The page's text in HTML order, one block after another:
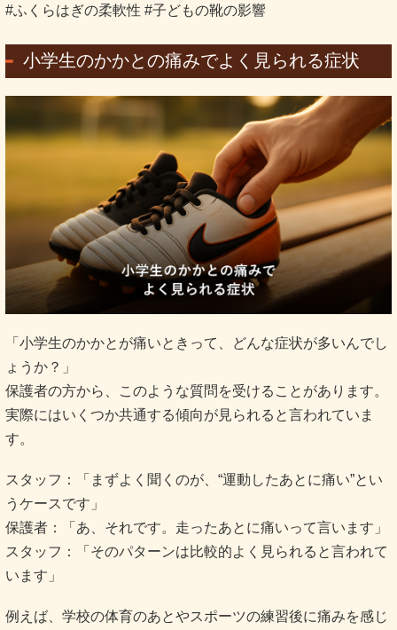
#ふくらはぎの柔軟性 #子どもの靴の影響
小学生のかかとの痛みでよく見られる症状
「小学生のかかとが痛いときって、どんな症状が多いんでし
ょうか？」
保護者の方から、このような質問を受けることがあります。
実際にはいくつか共通する傾向が見られると言われていま
す。
スタッフ：「まずよく聞くのが、“運動したあとに痛い”とい
うケースです」
保護者：「あ、それです。走ったあとに痛いって言います」
スタッフ：「そのパターンは比較的よく見られると言われて
います」
例えば、学校の体育のあとやスポーツの練習後に痛みを感じ